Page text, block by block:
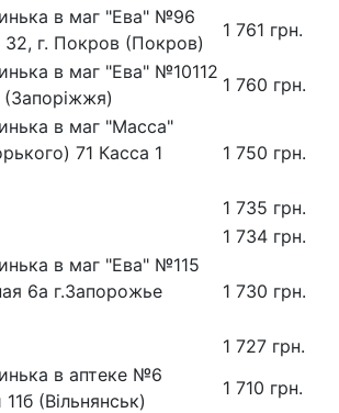
в маг "Ева" №96
32, г. Покров (Покров)
1 761 грн.
в маг "Ева" №10112
1 760 грн.
в маг "Масса"
71 Касса 1
1 750 грн.
1 735 грн.
1 734 грн.
в маг "Ева" №115
6а г.Запорожье
1 730 грн.
1 727 грн.
в аптеке №6
(Вільнянськ)
1 710 грн.